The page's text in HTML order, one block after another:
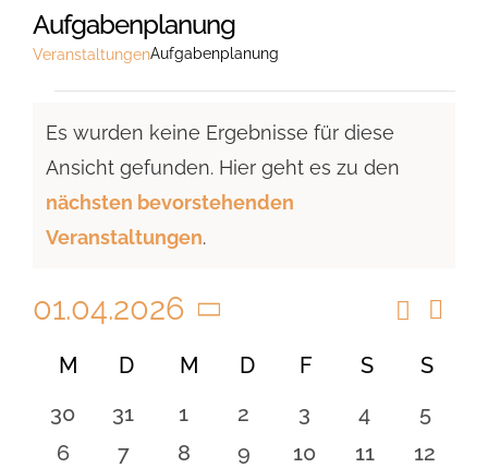
Aufgabenplanung
VeranstaltungenAufgabenplanung
Hinweis
Es wurden keine Ergebnisse für diese
Ansicht gefunden. Hier geht es zu den
nächsten bevorstehenden
Veranstaltungen.
Suche
Suche
Monat
01.04.2026
Datum
wählen.
Kalender
von
Veranstaltungen
M MONTAG
D DIENSTAG
M MITTWOCH
D DONNERSTAG
F FREITAG
SSAMSTAG
S
0
Veranstaltungen
30
0
Veranstaltungen
31
0
Veranstaltungen
1
0
Veranstaltungen
2
0
Veranstaltungen
3
0
4
0
5
0
6
0
7
0
8
0
9
0
10
0
11
0
12